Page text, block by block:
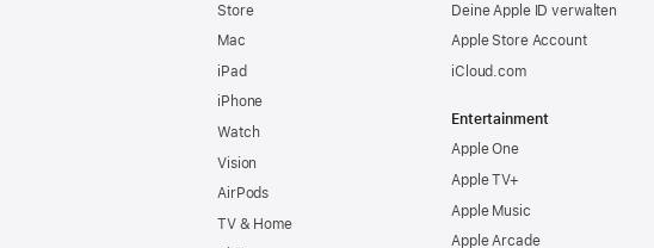
Store
Mac
iPad
iPhone
Watch
Vision
AirPods
TV & Home
Deine Apple ID verwalten
Apple Store Account
iCloud.com
Entertainment
Apple One
Apple TV+
Apple Music
Apple Arcade